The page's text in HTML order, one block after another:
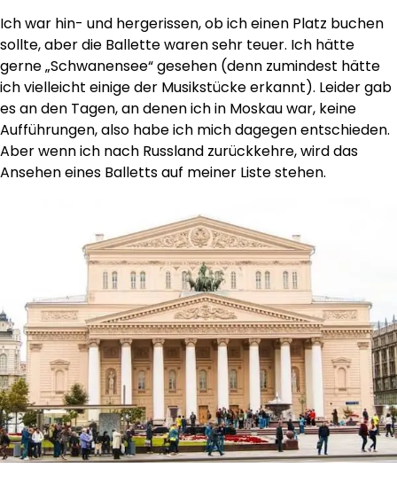
Ich war hin- und hergerissen, ob ich einen Platz buchen
sollte, aber die Ballette waren sehr teuer. Ich hätte
gerne „Schwanensee“ gesehen (denn zumindest hätte
ich vielleicht einige der Musikstücke erkannt). Leider gab
es an den Tagen, an denen ich in Moskau war, keine
Aufführungen, also habe ich mich dagegen entschieden.
Aber wenn ich nach Russland zurückkehre, wird das
Ansehen eines Balletts auf meiner Liste stehen.